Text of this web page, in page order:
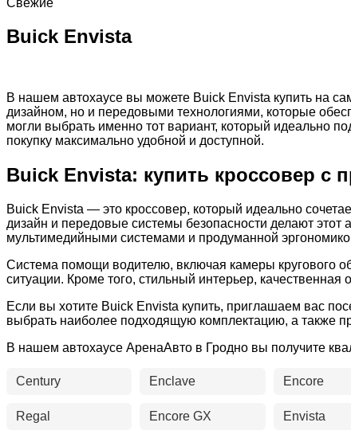
Buick Envista
В нашем автохаусе вы можете Buick Envista купить на
дизайном, но и передовыми технологиями, которые
могли выбрать именно тот вариант, который идеально
покупку максимально удобной и доступной.
Buick Envista: купить кроссовер
Buick Envista — это кроссовер, который идеально
дизайн и передовые системы безопасности делают
мультимедийными системами и продуманной
Система помощи водителю, включая камеры кругового
ситуации. Кроме того, стильный интерьер,
Если вы хотите Buick Envista купить, приглашаем вас
выбрать наиболее подходящую комплектацию, а также
В нашем автохаусе АренаАвто в Гродно вы получите
Century Enclave Encore
Regal Encore GX Envista